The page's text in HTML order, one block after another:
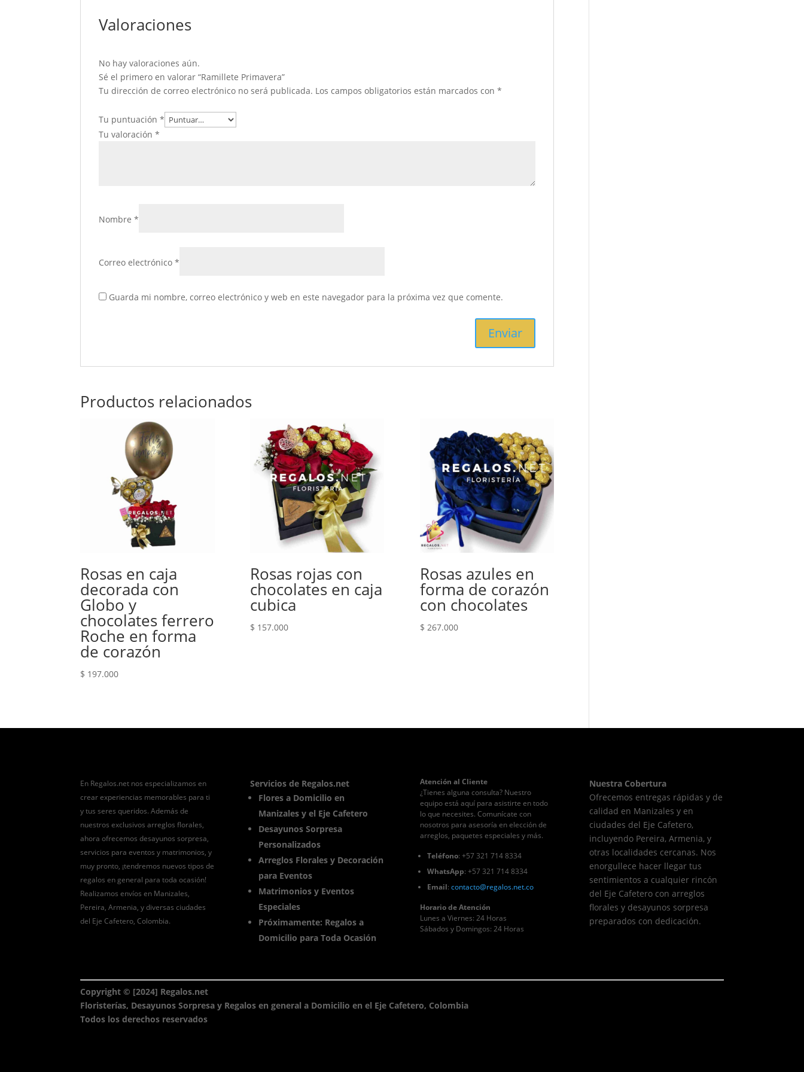
Valoraciones
No hay valoraciones aún.
Sé el primero en valorar “Ramillete Primavera”
Tu dirección de correo electrónico no será publicada. Los campos obligatorios están marcados con*
Tu puntuación*
Tu valoración*
Nombre*
Correo electrónico*
Guarda mi nombre, correo electrónico y web en este navegador para la próxima vez que comente.
Productos relacionados
Rosas en caja
decorada con
Globo y
chocolates ferrero
Roche en forma
de corazón
$ 197.000
Rosas rojas con
chocolates en caja
cubica
$ 157.000
Rosas azules en
forma de corazón
con chocolates
$ 267.000
En Regalos.net nos especializamos en
crear experiencias memorables para ti
y tus seres queridos. Además de
nuestros exclusivos arreglos florales,
ahora ofrecemos desayunos sorpresa,
servicios para eventos y matrimonios, y
muy pronto, ¡tendremos nuevos tipos de
regalos en general para toda ocasión!
Realizamos envíos en Manizales,
Pereira, Armenia, y diversas ciudades
del Eje Cafetero, Colombia.
Servicios de Regalos.net
Flores a Domicilio en
Manizales y el Eje Cafetero
Desayunos Sorpresa
Personalizados
Arreglos Florales y Decoración
para Eventos
Matrimonios y Eventos
Especiales
Próximamente: Regalos a
Domicilio para Toda Ocasión
Atención al Cliente
¿Tienes alguna consulta? Nuestro
equipo está aquí para asistirte en todo
lo que necesites. Comunícate con
nosotros para asesoría en elección de
arreglos, paquetes especiales y más.
Teléfono: +57 321 714 8334
WhatsApp: +57 321 714 8334
Email: contacto@regalos.net.co
Horario de Atención
Lunes a Viernes: 24 Horas
Sábados y Domingos: 24 Horas
Nuestra Cobertura
Ofrecemos entregas rápidas y de
calidad en Manizales y en
ciudades del Eje Cafetero,
incluyendo Pereira, Armenia, y
otras localidades cercanas. Nos
enorgullece hacer llegar tus
sentimientos a cualquier rincón
del Eje Cafetero con arreglos
florales y desayunos sorpresa
preparados con dedicación.
Copyright © [2024] Regalos.net
Floristerías, Desayunos Sorpresa y Regalos en general a Domicilio en el Eje Cafetero, Colombia
Todos los derechos reservados